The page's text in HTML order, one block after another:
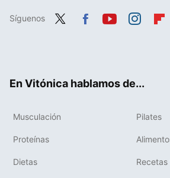
Síguenos
En Vitónica hablamos de...
Musculación Pilates
Proteínas
Dietas